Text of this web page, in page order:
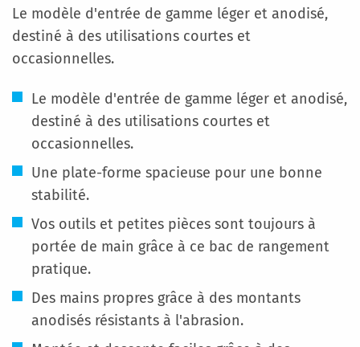
Le modèle d'entrée de gamme léger et anodisé,
destiné à des utilisations courtes et
occasionnelles.
Le modèle d'entrée de gamme léger et anodisé,
destiné à des utilisations courtes et
occasionnelles.
Une plate-forme spacieuse pour une bonne
stabilité.
Vos outils et petites pièces sont toujours à
portée de main grâce à ce bac de rangement
pratique.
Des mains propres grâce à des montants
anodisés résistants à l'abrasion.